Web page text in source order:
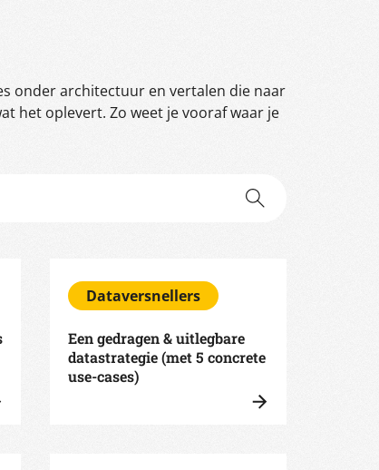
onder architectuur en vertalen die naar
het oplevert. Zo weet je vooraf waar je
Dataversnellers
Een gedragen & uitlegbare
datastrategie (met 5 concrete
use-cases)